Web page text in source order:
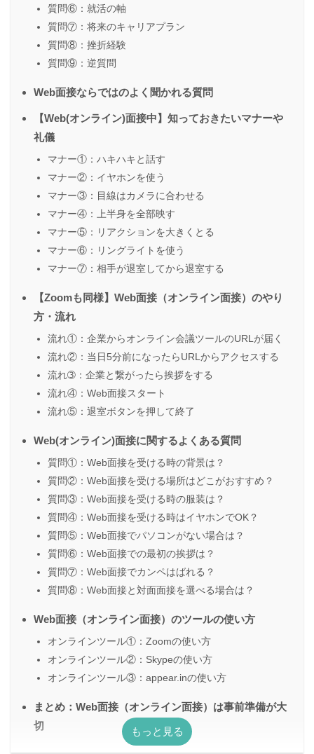
質問⑥：就活の軸
質問⑦：将来のキャリアプラン
質問⑧：挫折経験
質問⑨：逆質問
Web面接ならではのよく聞かれる質問
【Web(オンライン)面接中】知っておきたいマナーや
礼儀
マナー①：ハキハキと話す
マナー②：イヤホンを使う
マナー③：目線はカメラに合わせる
マナー④：上半身を全部映す
マナー⑤：リアクションを大きくとる
マナー⑥：リングライトを使う
マナー⑦：相手が退室してから退室する
【Zoomも同様】Web面接（オンライン面接）のやり
方・流れ
流れ①：企業からオンライン会議ツールのURLが届く
流れ②：当日5分前になったらURLからアクセスする
流れ➂：企業と繋がったら挨拶をする
流れ④：Web面接スタート
流れ⑤：退室ボタンを押して終了
Web(オンライン)面接に関するよくある質問
質問①：Web面接を受ける時の背景は？
質問②：Web面接を受ける場所はどこがおすすめ？
質問③：Web面接を受ける時の服装は？
質問④：Web面接を受ける時はイヤホンでOK？
質問⑤：Web面接でパソコンがない場合は？
質問⑥：Web面接での最初の挨拶は？
質問⑦：Web面接でカンペはばれる？
質問⑧：Web面接と対面面接を選べる場合は？
Web面接（オンライン面接）のツールの使い方
オンラインツール①：Zoomの使い方
オンラインツール②：Skypeの使い方
オンラインツール③：appear.inの使い方
まとめ：Web面接（オンライン面接）は事前準備が大
切